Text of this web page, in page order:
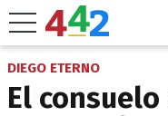
DIEGO ETERNO
El